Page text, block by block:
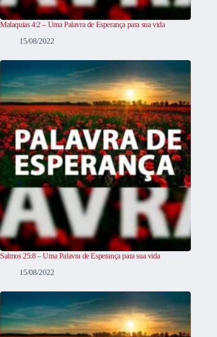
Malaquias 4:2 – Uma Palavra de Esperança para sua vida
15/08/2022
Salmos 25:8 – Uma Palavra de Esperança para sua vida
15/08/2022